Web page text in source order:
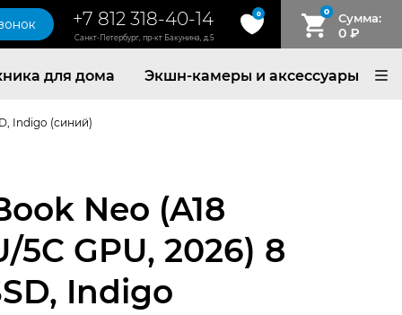
+7 812 318-40-14
Санкт-Петербург, пр-кт Бакунина, д.5
0 0 Сумма:
0 ₽
для дома Экшн-камеры и аксессуары
Indigo (синий)
Neo (A18
5C GPU, 2026) 8
Indigo